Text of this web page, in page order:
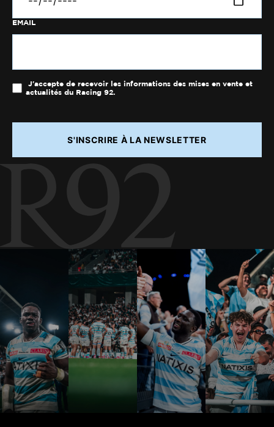
EMAIL
J'accepte de recevoir les informations des mises en vente et
actualités du Racing 92.
S'INSCRIRE À LA NEWSLETTER